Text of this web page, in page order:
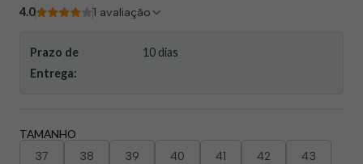
4.0 1 avaliação
Prazo de
Entrega:
10 dias
TAMANHO
37 38 39 40 41 42 43